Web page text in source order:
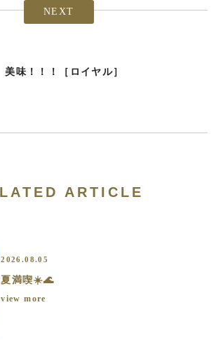
NEXT
美味！！！［ロイヤル］
ARTICLE
2026.08.05
夏満喫☀️🌊
view more